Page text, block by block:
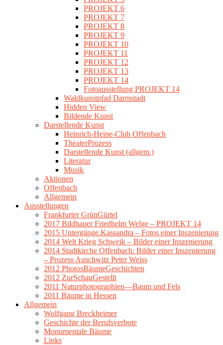
PROJEKT 6
PROJEKT 7
PROJEKT 8
PROJEKT 9
PROJEKT 10
PROJEKT 11
PROJEKT 12
PROJEKT 13
PROJEKT 14
Fotoausstellung PROJEKT 14
Waldkunstpfad Darmstadt
Hidden View
Bildende Kunst
Darstellende Kunst
Heinrich-Heine-Club Offenbach
TheaterProzess
Darstellende Kunst (allgem.)
Literatur
Musik
Aktionen
Offenbach
Allgemein
Ausstellungen
Frankfurter GrünGürtel
2017 Bildhauer Friedhelm Welge – PROJEKT 14
2015 Untergänge.Kassandra – Fotos einer Inszenierung
2014 Welt Krieg Schweik – Bilder einer Inszenierung
2014 Stadtkirche Offenbach: Bilder einer Inszenierung
– Prozess Auschwitz Peter Weiss
2012 PhotosBäumeGeschichten
2012 ZurSchauGestellt
2011 Naturphotographien—Baum und Fels
2011 Bäume in Hessen
Allgemein
Wolfgang Breckheimer
Geschichte der Berufsverbote
Monumentale Bäume
Links